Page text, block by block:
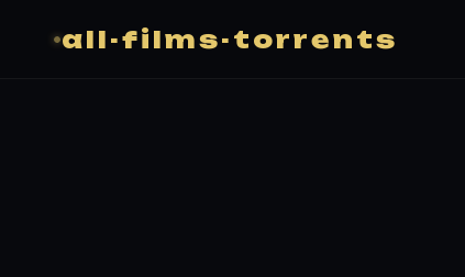
all-films-torrents